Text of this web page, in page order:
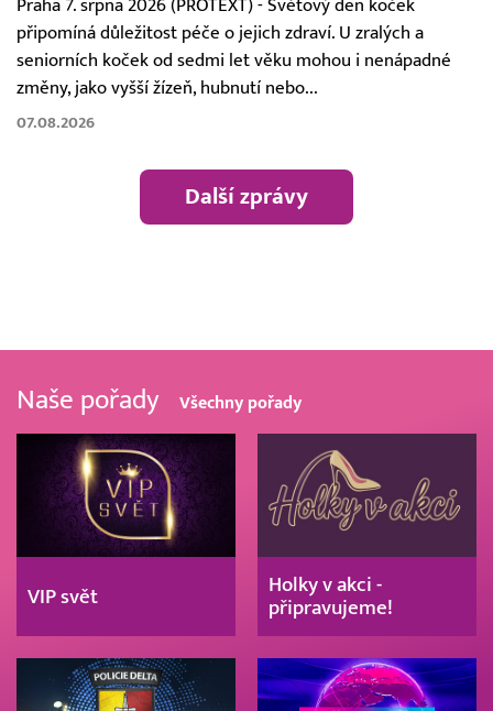
Praha 7. srpna 2026 (PROTEXT) - Světový den koček
připomíná důležitost péče o jejich zdraví. U zralých a
seniorních koček od sedmi let věku mohou i nenápadné
změny, jako vyšší žízeň, hubnutí nebo...
07.08.2026
Další zprávy
Naše pořady Všechny pořady
VIP svět
Holky v akci -
připravujeme!